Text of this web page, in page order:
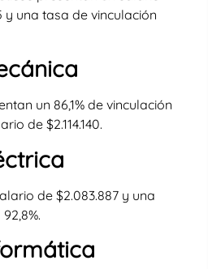
y una tasa de vinculación
un 86,1% de vinculación
de $2.114.140.
de $2.083.887 y una